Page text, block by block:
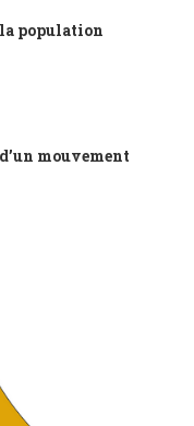
population
mouvement